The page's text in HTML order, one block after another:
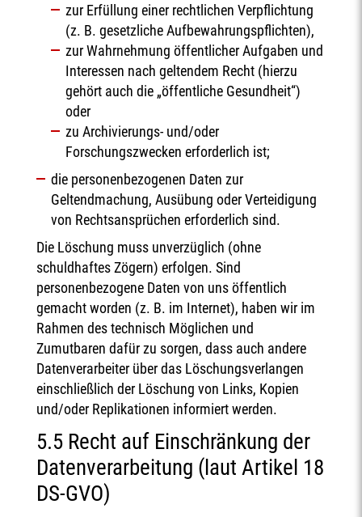
zur Erfüllung einer rechtlichen Verpflichtung
(z. B. gesetzliche Aufbewahrungspflichten),
zur Wahrnehmung öffentlicher Aufgaben und
Interessen nach geltendem Recht (hierzu
gehört auch die „öffentliche Gesundheit“)
oder
zu Archivierungs- und/oder
Forschungszwecken erforderlich ist;
die personenbezogenen Daten zur
Geltendmachung, Ausübung oder Verteidigung
von Rechtsansprüchen erforderlich sind.
Die Löschung muss unverzüglich (ohne
schuldhaftes Zögern) erfolgen. Sind
personenbezogene Daten von uns öffentlich
gemacht worden (z. B. im Internet), haben wir im
Rahmen des technisch Möglichen und
Zumutbaren dafür zu sorgen, dass auch andere
Datenverarbeiter über das Löschungsverlangen
einschließlich der Löschung von Links, Kopien
und/oder Replikationen informiert werden.
5.5 Recht auf Einschränkung der
Datenverarbeitung (laut Artikel 18
DS-GVO)